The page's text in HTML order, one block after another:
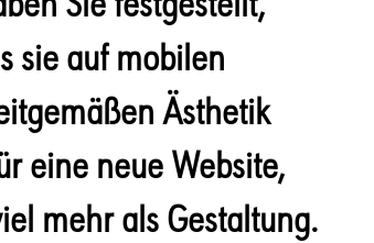
sie auf mobilen
Ästhetik
eine neue Website,
mehr als Gestaltung.